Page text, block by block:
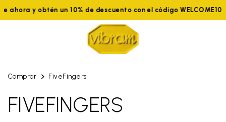
ahora y obtén un 10% de descuento con el código WELCOME10
Comprar FiveFingers
FIVEFINGERS